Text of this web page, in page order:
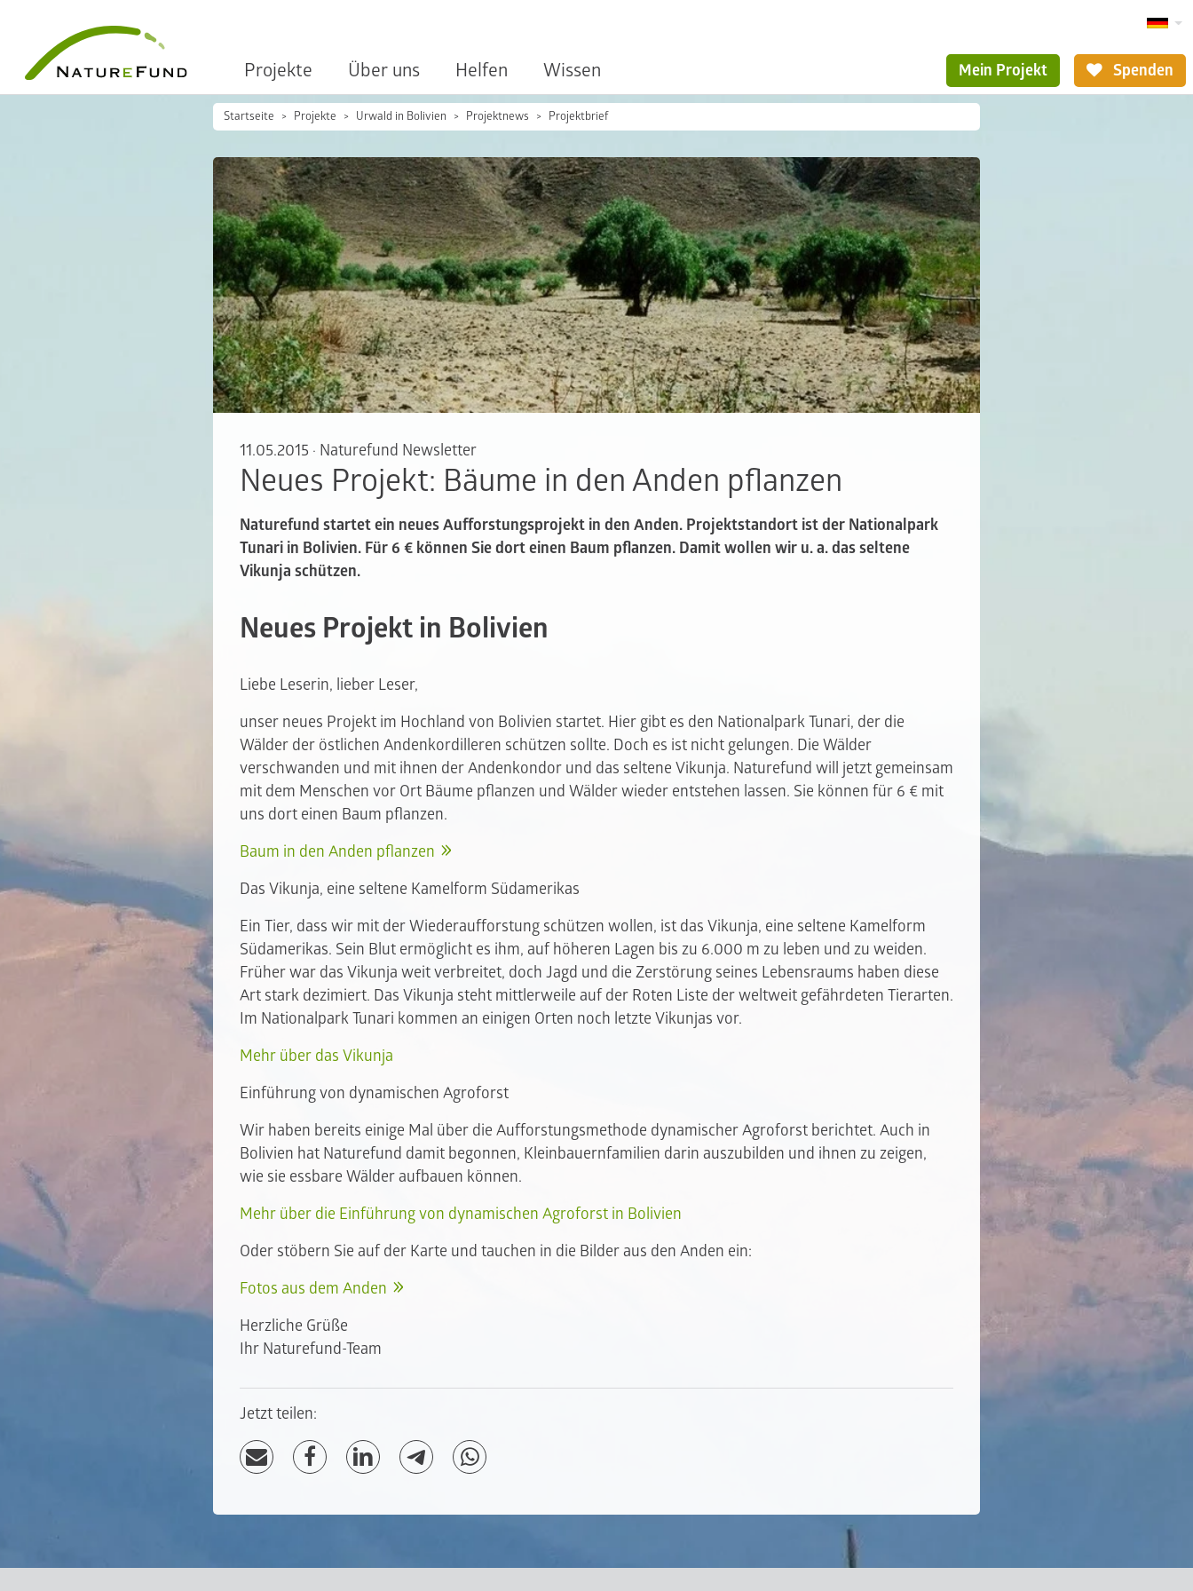
Projekte Über uns Helfen Wissen Mein Projekt Spenden
Startseite Projekte Urwald in Bolivien Projektnews Projektbrief
11.05.2015 · Naturefund Newsletter
Neues Projekt: Bäume in den Anden pflanzen
Naturefund startet ein neues Aufforstungsprojekt in den Anden. Projektstandort ist der Nationalpark
Tunari in Bolivien. Für 6 € können Sie dort einen Baum pflanzen. Damit wollen wir u. a. das seltene
Vikunja schützen.
Neues Projekt in Bolivien
Liebe Leserin, lieber Leser,
unser neues Projekt im Hochland von Bolivien startet. Hier gibt es den Nationalpark Tunari, der die
Wälder der östlichen Andenkordilleren schützen sollte. Doch es ist nicht gelungen. Die Wälder
verschwanden und mit ihnen der Andenkondor und das seltene Vikunja. Naturefund will jetzt gemeinsam
mit dem Menschen vor Ort Bäume pflanzen und Wälder wieder entstehen lassen. Sie können für 6 € mit
uns dort einen Baum pflanzen.
Baum in den Anden pflanzen
Das Vikunja, eine seltene Kamelform Südamerikas
Ein Tier, dass wir mit der Wiederaufforstung schützen wollen, ist das Vikunja, eine seltene Kamelform
Südamerikas. Sein Blut ermöglicht es ihm, auf höheren Lagen bis zu 6.000 m zu leben und zu weiden.
Früher war das Vikunja weit verbreitet, doch Jagd und die Zerstörung seines Lebensraums haben diese
Art stark dezimiert. Das Vikunja steht mittlerweile auf der Roten Liste der weltweit gefährdeten Tierarten.
Im Nationalpark Tunari kommen an einigen Orten noch letzte Vikunjas vor.
Mehr über das Vikunja
Einführung von dynamischen Agroforst
Wir haben bereits einige Mal über die Aufforstungsmethode dynamischer Agroforst berichtet. Auch in
Bolivien hat Naturefund damit begonnen, Kleinbauernfamilien darin auszubilden und ihnen zu zeigen,
wie sie essbare Wälder aufbauen können.
Mehr über die Einführung von dynamischen Agroforst in Bolivien
Oder stöbern Sie auf der Karte und tauchen in die Bilder aus den Anden ein:
Fotos aus dem Anden
Herzliche Grüße
Ihr Naturefund-Team
Jetzt teilen: